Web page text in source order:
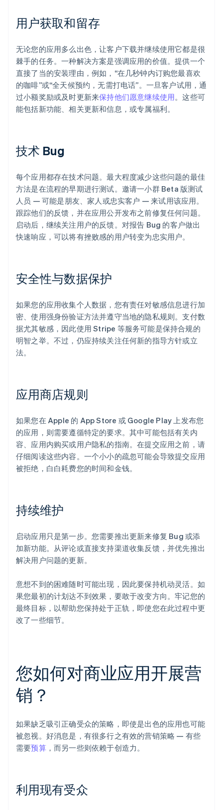
用户获取和留存
无论您的应用多么出色，让客户下载并继续使用它都是很
棘手的任务。一种解决方案是强调应用的价值。提供一个
直接了当的安装理由，例如，“在几秒钟内订购您最喜欢
的咖啡”或“全天候预约，无需打电话”。一旦客户试用，通
过小额奖励或及时更新来保持他们愿意继续使用。这些可
能包括新功能、相关更新和信息，或专属福利。
技术 Bug
每个应用都存在技术问题。最大程度减少这些问题的最佳
方法是在流程的早期进行测试。邀请一小群 Beta 版测试
人员 — 可能是朋友、家人或忠实客户 — 来试用该应用。
跟踪他们的反馈，并在应用公开发布之前修复任何问题。
启动后，继续关注用户的反馈。对报告 Bug 的客户做出
快速响应，可以将有挫败感的用户转变为忠实用户。
安全性与数据保护
如果您的应用收集个人数据，您有责任对敏感信息进行加
密、使用强身份验证方法并遵守当地的隐私规则。支付数
据尤其敏感，因此使用 Stripe 等服务可能是保持合规的
明智之举。不过，仍应持续关注任何新的指导方针或立
法。
应用商店规则
如果您在 Apple 的 App Store 或 Google Play 上发布您
的应用，则需要遵循特定的要求。其中可能包括有关内
容、应用内购买或用户隐私的指南。在提交应用之前，请
仔细阅读这些内容。一个小小的疏忽可能会导致提交应用
被拒绝，白白耗费您的时间和金钱。
持续维护
启动应用只是第一步。您需要推出更新来修复 Bug 或添
加新功能。从评论或直接支持渠道收集反馈，并优先推出
解决用户问题的更新。
意想不到的困难随时可能出现，因此要保持机动灵活。如
果您最初的计划达不到效果，要敢于改变方向。牢记您的
最终目标，以帮助您保持处于正轨，即使您在此过程中更
改了一些细节。
您如何对商业应用开展营
销？
如果缺乏吸引正确受众的策略，即使是出色的应用也可能
被忽视。好消息是，有很多行之有效的营销策略 — 有些
需要预算，而另一些则依赖于创造力。
利用现有受众